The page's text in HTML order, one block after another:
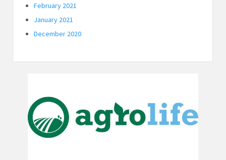
February 2021
January 2021
December 2020